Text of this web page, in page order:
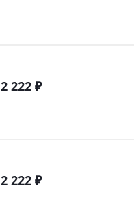
2 222 ₽
2 222 ₽